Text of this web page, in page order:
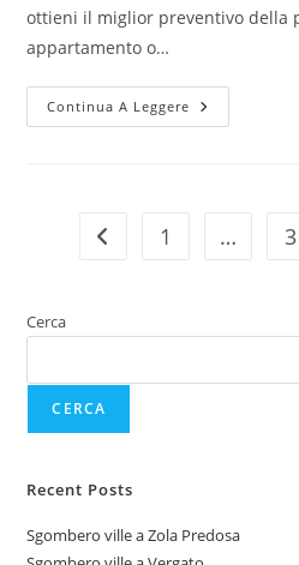
ottieni il miglior preventivo della
appartamento o…
Continua A Leggere
1 … 3
Cerca
CERCA
Recent Posts
Sgombero ville a Zola Predosa